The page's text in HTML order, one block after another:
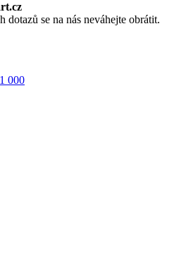
se na nás neváhejte obrátit.
000